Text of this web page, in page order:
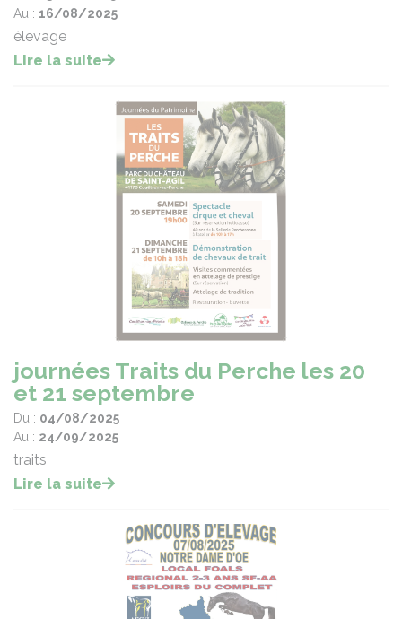
Au : 16/08/2025
élevage
Lire la suite
journées Traits du Perche les 20
et 21 septembre
Du : 04/08/2025
Au : 24/09/2025
traits
Lire la suite